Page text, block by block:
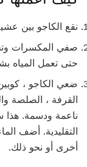
نقع الكاجو بين عشية
صفي المكسرات
حتى تعمل المياه
ضعي الكاجو ، كوبين
القرفة ، الصلصة
ناعمة ودسمة.
التقليدية. أضف
أخرى أو نحو ذلك.